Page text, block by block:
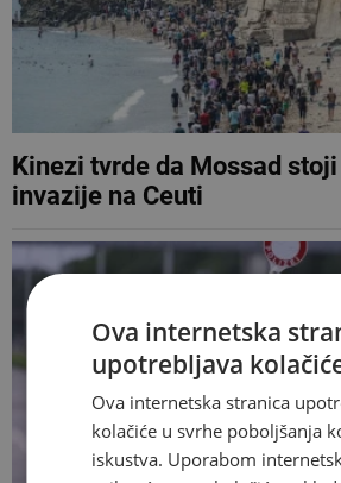
Kinezi tvrde da Mossad
invazije na Ceuti
Ova internetska
upotrebljava
Ova internetska stranica
kolačiće u svrhe poboljšanja
iskustva. Uporabom